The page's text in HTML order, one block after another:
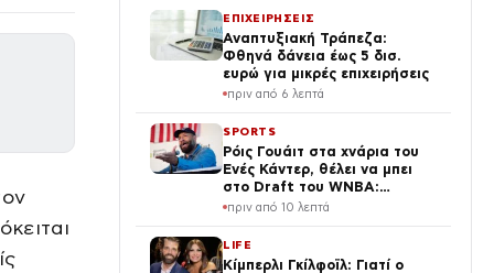
ΕΠΙΧΕΙΡΗΣΕΙΣ
Αναπτυξιακή Τράπεζα:
Φθηνά δάνεια έως 5 δισ.
ευρώ για μικρές επιχειρήσεις
πριν από 6 λεπτά
SPORTS
Ρόις Γουάιτ στα χνάρια του
Ενές Κάντερ, θέλει να μπει
στο Draft του WNBA:
«Κάποιες φορές
γυναίκα»
πριν από 10 λεπτά
LIFE
Κίμπερλι Γκίλφοϊλ: Γιατί ο